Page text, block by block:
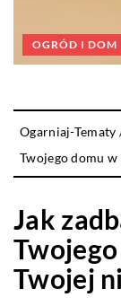
OGRÓD I DOM
Ogarniaj-Tematy
Twojego domu
Jak
Twojej